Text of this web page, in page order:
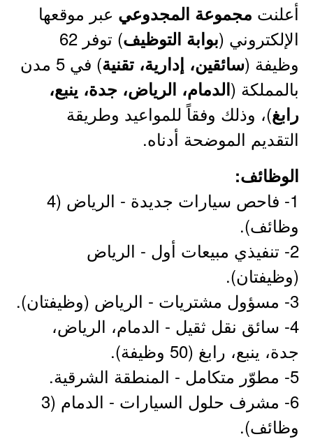
أعلنت مجموعة المجدوعي عبر موقعها
الإلكتروني (بوابة التوظيف
) توفر 62
وظيفة (سائقين، إدارية، تقنية
) في 5 مدن
بالمملكة (الدمام، الرياض، جدة، ينبع،
رابغ)، وذلك وفقاً للمواعيد وطريقة
التقديم الموضحة أدناه.
الوظائف:
1- فاحص سيارات جديدة - الرياض (4
وظائف).
2- تنفيذي مبيعات أول - الرياض
(وظيفتان).
3- مسؤول مشتريات - الرياض (وظيفتان).
4- سائق نقل ثقيل - الدمام، الرياض،
جدة، ينبع، رابغ (50 وظيفة).
5- مطوّر متكامل - المنطقة الشرقية.
6- مشرف حلول السيارات - الدمام (3
وظائف).